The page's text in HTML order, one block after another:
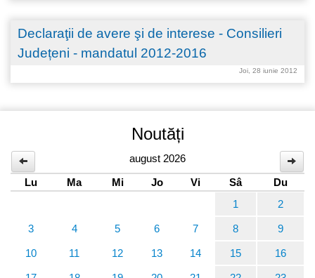
Declaraţii de avere şi de interese - Consilieri
Județeni - mandatul 2012-2016
Joi, 28 iunie 2012
Noutăți
august 2026
Lu
Ma Mi Jo Vi Sâ
Du
1
2
3 4 5 6 7 8 9
10 11 12 13 14 15 16